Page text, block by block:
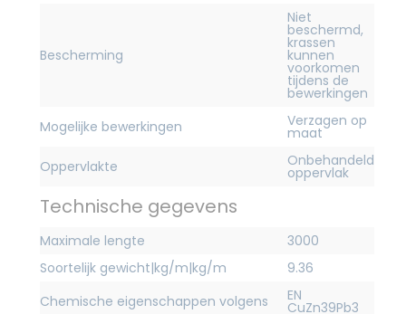
Bescherming
Niet
beschermd,
krassen
kunnen
voorkomen
tijdens de
bewerkingen
Mogelijke bewerkingen
Verzagen op
maat
Oppervlakte
Onbehandeld
oppervlak
Technische gegevens
Maximale lengte
3000
Soortelijk gewicht|kg/m|kg/m
9.36
Chemische eigenschappen volgens
EN
CuZn39Pb3